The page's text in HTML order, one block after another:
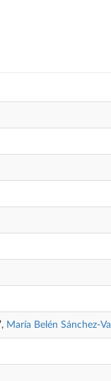
, María Belén Sánchez-